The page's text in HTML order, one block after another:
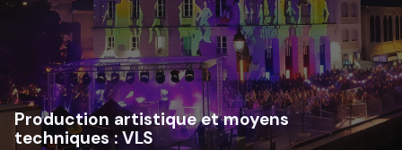
Production artistique et moyens
techniques :VLS